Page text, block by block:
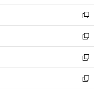
開
く
ウ
で
開
く
ン
ド
ウ
で
開
く
ウ
ィ
ン
ド
ウ
で
開
く
し
い
ウ
ィ
ン
ド
ウ
で
開
新
し
い
ウ
ィ
ン
ド
ウ
新
し
い
ウ
ィ
ン
新
し
い
ウ
新
し